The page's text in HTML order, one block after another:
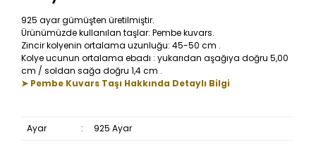
925 ayar gümüşten üretilmiştir.
Ürünümüzde kullanılan taşlar: Pembe kuvars.
Zincir kolyenin ortalama uzunluğu: 45-50 cm .
Kolye ucunun ortalama ebadı : yukarıdan aşağıya doğru 5,00
cm / soldan sağa doğru 1,4 cm .
➤ Pembe Kuvars Taşı Hakkında Detaylı Bilgi
Ayar :
925 Ayar